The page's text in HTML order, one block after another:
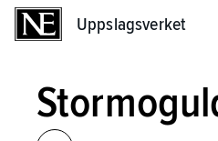
Uppslagsverket